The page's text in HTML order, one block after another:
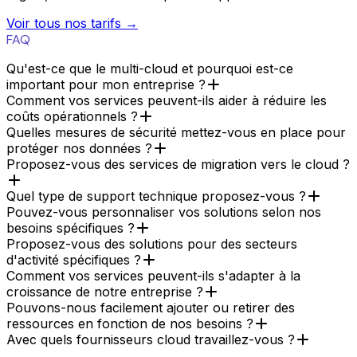
Voir tous nos tarifs →
FAQ
Qu'est-ce que le multi-cloud et pourquoi est-ce
important pour mon entreprise ?
Comment vos services peuvent-ils aider à réduire les
coûts opérationnels ?
Quelles mesures de sécurité mettez-vous en place pour
protéger nos données ?
Proposez-vous des services de migration vers le cloud ?
Quel type de support technique proposez-vous ?
Pouvez-vous personnaliser vos solutions selon nos
besoins spécifiques ?
Proposez-vous des solutions pour des secteurs
d'activité spécifiques ?
Comment vos services peuvent-ils s'adapter à la
croissance de notre entreprise ?
Pouvons-nous facilement ajouter ou retirer des
ressources en fonction de nos besoins ?
Avec quels fournisseurs cloud travaillez-vous ?